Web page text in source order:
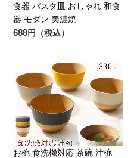
食器 パスタ皿 おしゃれ 和食
器 モダン 美濃焼
688円（税込）
お椀 食洗機対応 茶碗 汁椀